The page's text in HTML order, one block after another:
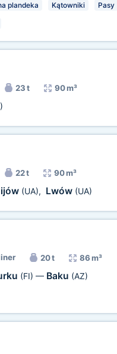
plandeka Kątowniki Pasy
23 t 90 m³
22 t 90 m³
(UA), Lwów (UA)
20 t 86 m³
(FI) — Baku (AZ)